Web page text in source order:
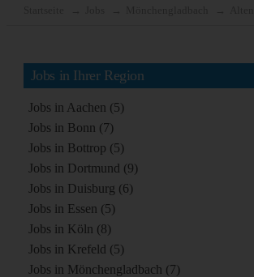
Jobs in Ihrer Region
Jobs in Aachen (5)
Jobs in Bonn (7)
Jobs in Bottrop (5)
Jobs in Dortmund (9)
Jobs in Duisburg (6)
Jobs in Essen (5)
Jobs in Köln (8)
Jobs in Krefeld (5)
Jobs in Mönchengladbach (7)